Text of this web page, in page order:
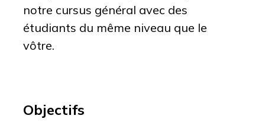
notre cursus général avec des
étudiants du même niveau que le
vôtre.
Objectifs